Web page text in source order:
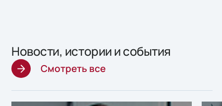
Новости, истории и события
Смотреть все